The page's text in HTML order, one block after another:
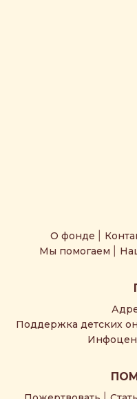
О фонде
Мы помогаем
Поддержка детских